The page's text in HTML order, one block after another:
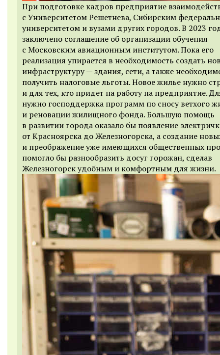
При подготовке кадров предприятие
с Университетом Решетнева, Сибирским
университетом и вузами других городов. В 2023
заключено соглашение об организации обучения
с Московским авиационным институтом. Пока его
реализация упирается в необходимость создать
инфраструктуру — здания, сети, а также
получить налоговые льготы. Новое жилье нужно
и для тех, кто придет на работу на предприятие.
нужно господдержка программ по сносу ветхого
и реновации жилищного фонда. Большую помощь
в развитии города оказало бы появление
от Красноярска до Железногорска, а создание
и преображение уже имеющихся общественных
помогло бы разнообразить досуг горожан, сделав
Железногорск удобным и комфортным для жизни.